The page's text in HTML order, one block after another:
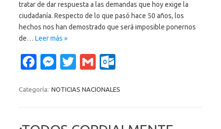
tratar de dar respuesta a las demandas que hoy exige la
ciudadanía. Respecto de lo que pasó hace 50 años, los
hechos nos han demostrado que será imposible ponernos
de… Leer más »
Fa
e
o
M
se
g
T
it
r
G
ail lo
k.
Categoría: NOTICIAS NACIONALES